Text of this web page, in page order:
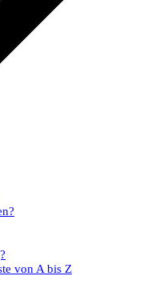
von A bis Z